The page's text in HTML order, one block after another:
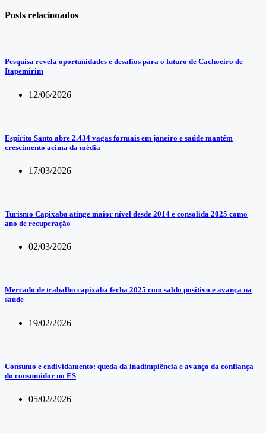
Posts relacionados
Pesquisa revela oportunidades e desafios para o futuro de Cachoeiro de
Itapemirim
12/06/2026
Espírito Santo abre 2.434 vagas formais em janeiro e saúde mantém
crescimento acima da média
17/03/2026
Turismo Capixaba atinge maior nível desde 2014 e consolida 2025 como
ano de recuperação
02/03/2026
Mercado de trabalho capixaba fecha 2025 com saldo positivo e avança na
saúde
19/02/2026
Consumo e endividamento: queda da inadimplência e avanço da confiança
do consumidor no ES
05/02/2026